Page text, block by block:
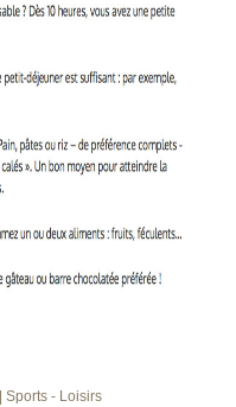
| Sports - Loisirs